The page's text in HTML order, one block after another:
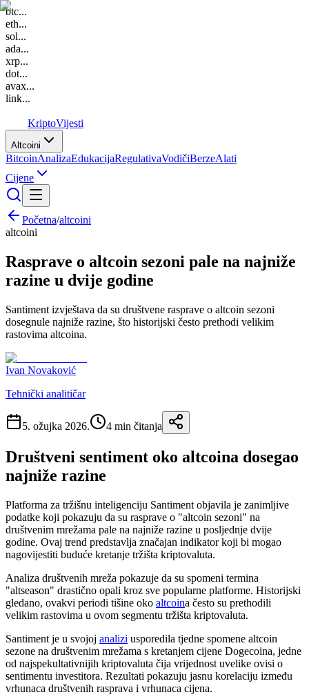
btc...
eth...
sol...
ada...
xrp...
dot...
avax...
link...
KriptoVijesti
Altcoini
BitcoinAnalizaEdukacijaRegulativaVodičiBerzeAlati
Cijene
Početna/altcoini
altcoini
Rasprave o altcoin sezoni pale na najniže
razine u dvije godine
Santiment izvještava da su društvene rasprave o altcoin sezoni
dosegnule najniže razine, što historijski često prethodi velikim
rastovima altcoina.
Ivan Novaković
Tehnički analitičar
5. ožujka 2026. 4 min čitanja
Društveni sentiment oko altcoina dosegao
najniže razine
Platforma za tržišnu inteligenciju Santiment objavila je zanimljive
podatke koji pokazuju da su rasprave o "altcoin sezoni" na
društvenim mrežama pale na najniže razine u posljednje dvije
godine. Ovaj trend predstavlja značajan indikator koji bi mogao
nagovijestiti buduće kretanje tržišta kriptovaluta.
Analiza društvenih mreža pokazuje da su spomeni termina
"altseason" drastično opali kroz sve popularne platforme. Historijski
gledano, ovakvi periodi tišine oko altcoina često su prethodili
velikim rastovima u ovom segmentu tržišta kriptovaluta.
Santiment je u svojoj analizi usporedila tjedne spomene altcoin
sezone na društvenim mrežama s kretanjem cijene Dogecoina, jedne
od najspekultativnijih kriptovaluta čija vrijednost uvelike ovisi o
sentimentu investitora. Rezultati pokazuju jasnu korelaciju između
vrhunaca društvenih rasprava i vrhunaca cijena.